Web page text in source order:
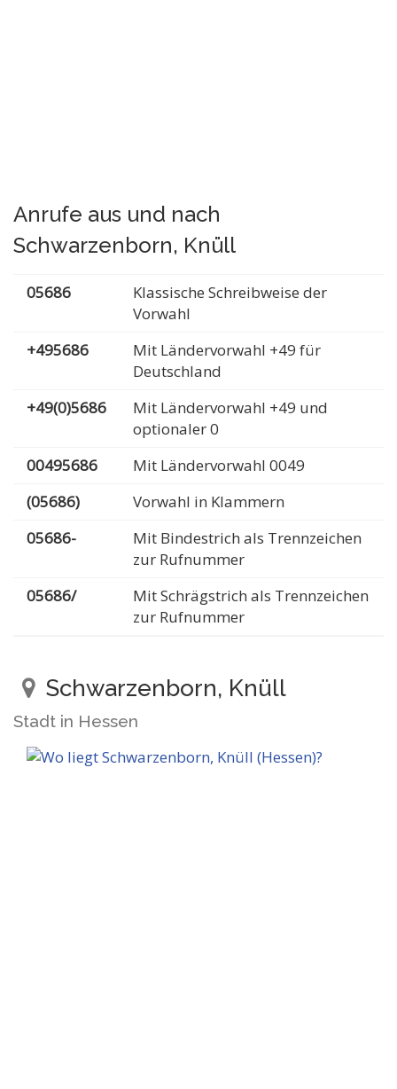
Anrufe aus und nach
Schwarzenborn, Knüll
05686
Klassische Schreibweise der
Vorwahl
+495686
Mit Ländervorwahl +49 für
Deutschland
+49(0)5686
Mit Ländervorwahl +49 und
optionaler 0
00495686
Mit Ländervorwahl 0049
(05686)
Vorwahl in Klammern
05686-
Mit Bindestrich als Trennzeichen
zur Rufnummer
05686/
Mit Schrägstrich als Trennzeichen
zur Rufnummer
Schwarzenborn, Knüll
Stadt in Hessen